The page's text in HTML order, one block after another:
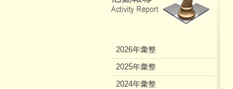
2026年彙整
2025年彙整
2024年彙整